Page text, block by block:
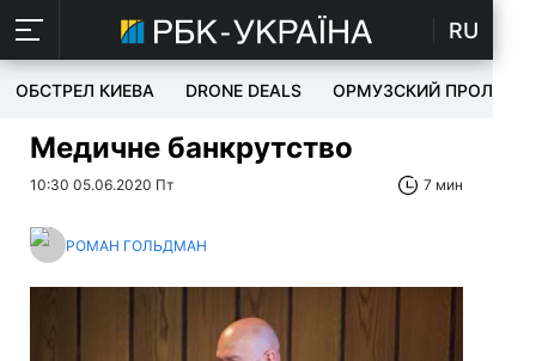
RU
ОБСТРЕЛ КИЕВА DRONE DEALS ОРМУЗСКИЙ ПРОЛИВ
Медичне банкрутство
10:30 05.06.2020 Пт 7 мин
РОМАН ГОЛЬДМАН